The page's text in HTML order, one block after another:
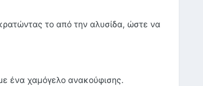
το από την αλυσίδα, ώστε να
ένα χαμόγελο ανακούφισης.